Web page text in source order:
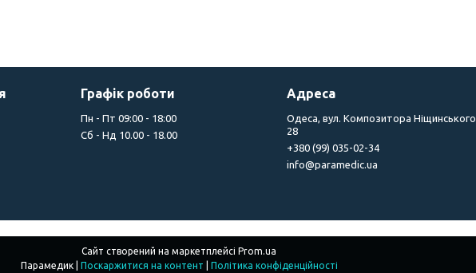
Графік роботи
Пн - Пт 09:00 - 18:00
Сб - Нд 10.00 - 18.00
Адреса
Одеса, вул. Композитора Ніщинського
28
+380 (99) 035-02-34
info@paramedic.ua
Сайт створений на маркетплейсі Prom.ua
Поскаржитися на контент Політика конфіденційності